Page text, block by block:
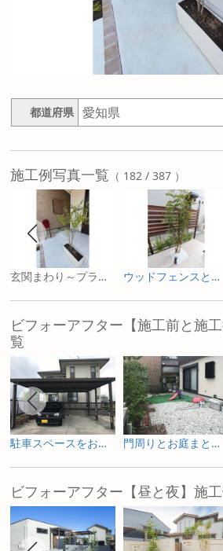
都道府県 愛知県
施工例写真一覧 （ 182 / 387 ）
玄関まわり～プランターでシンボルツリー～ ウッドフェンスと常緑樹シマトネリコで目隠し
ビフォーアフター【施工前と施
覧
駐車スペースをお庭へ ガーデニングを楽しむためのリフォーム 門周りとお庭まとめて一新した外構リフォーム
ビフォーアフター【昼と夜】施